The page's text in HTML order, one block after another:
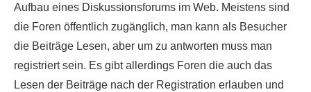
Aufbau eines Diskussionsforums im Web. Meistens sind
die Foren öffentlich zugänglich, man kann als Besucher
die Beiträge Lesen, aber um zu antworten muss man
registriert sein. Es gibt allerdings Foren die auch das
Lesen der Beiträge nach der Registration erlauben und